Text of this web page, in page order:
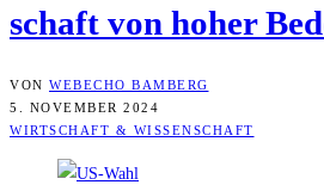
schaft von hoher
VON WEBECHO BAMBERG
5. NOVEMBER 2024
WIRTSCHAFT & WISSENSCHAFT